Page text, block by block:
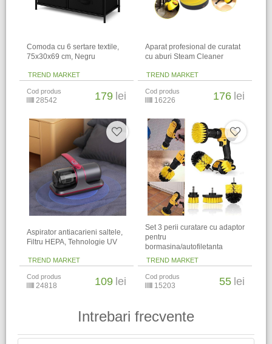
Comoda cu 6 sertare textile,
75x30x69 cm, Negru
TREND MARKET
Cod produs
28542 179 lei
Aparat profesional de curatat
cu aburi Steam Cleaner
TREND MARKET
Cod produs
16226 176 lei
Aspirator antiacarieni saltele,
Filtru HEPA, Tehnologie UV
TREND MARKET
Cod produs
24818 109 lei
Set 3 perii curatare cu adaptor
pentru
bormasina/autofiletanta
TREND MARKET
Cod produs
15203 55 lei
Intrebari frecvente